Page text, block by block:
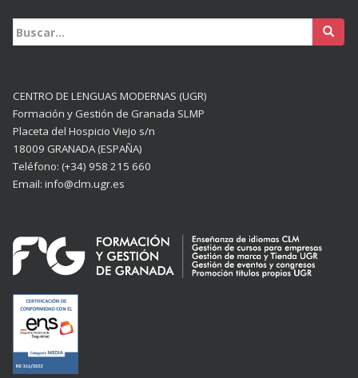
Buscar:
CENTRO DE LENGUAS MODERNAS (UGR)
Formación y Gestión de Granada SLMP
Placeta del Hospicio Viejo s/n
18009 GRANADA (ESPAÑA)
Teléfono: (+34) 958 215 660
Email: info@clm.ugr.es